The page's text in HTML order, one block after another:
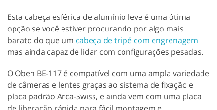
Esta cabeça esférica de alumínio leve é uma ótima
opção se você estiver procurando por algo mais
barato do que um cabeça de tripé com engrenagem
mas ainda capaz de lidar com configurações pesadas.
O Oben BE-117 é compatível com uma ampla variedade
de câmeras e lentes graças ao sistema de fixação e
placa padrão Arca-Swiss, e ainda vem com uma placa
de liberação rápida para fácil montagem e